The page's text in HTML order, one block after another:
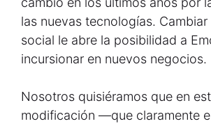
las nuevas tecnologías.
social le abre la posibilidad a
incursionar en nuevos negocios.
Nosotros quisiéramos que en
modificación —que claramente